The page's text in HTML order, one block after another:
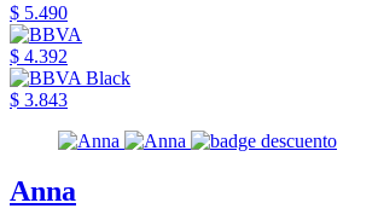
$ 5.490
$ 4.392
$ 3.843
Anna